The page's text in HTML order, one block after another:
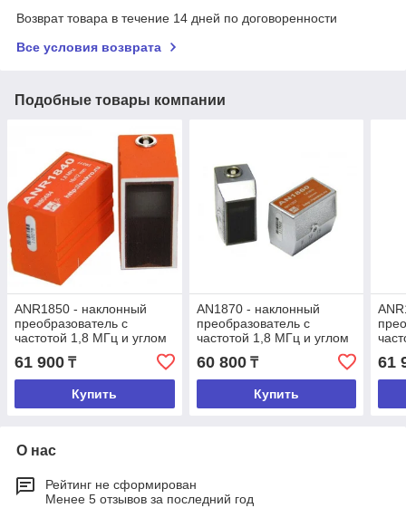
Возврат товара в течение 14 дней по договоренности
Все условия возврата
Подобные товары компании
ANR1850 - наклонный
преобразователь с
частотой 1,8 МГц и углом
ввода 50 град.
61 900 ₸
Купить
AN1870 - наклонный
преобразователь с
частотой 1,8 МГц и углом
ввода 70 град.
60 800₸
Купить
61
О нас
Рейтинг не сформирован
Менее 5 отзывов за последний год